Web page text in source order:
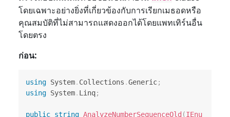
โดยเฉพาะอย่างยิ่งที่เกี่ยวข้องกับการเรียกเมธอดหรือ
คุณสมบัติที่ไม่สามารถแสดงออกได้โดยแพทเทิร์นอื่น
โดยตรง
ก่อน:
using System. Collections .Generic;
using System. Linq;
public string AnalyzeNumberSequenceOld (IEnu